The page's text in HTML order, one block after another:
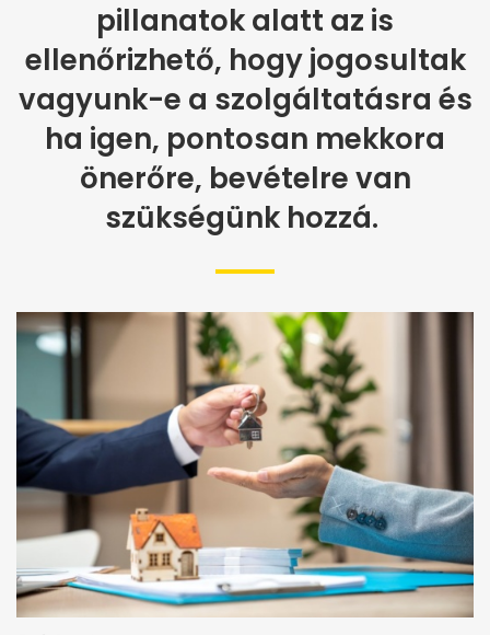
pillanatok alatt az is
ellenőrizhető, hogy jogosultak
vagyunk-e a szolgáltatásra és
ha igen, pontosan mekkora
önerőre, bevételre van
szükségünk hozzá.